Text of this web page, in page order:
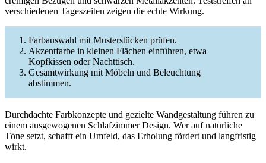
verschiedenen Tageszeiten zeigen die echte Wirkung.
Farbauswahl mit Musterstücken prüfen.
Akzentfarbe in kleinen Flächen einführen, etwa
Kopfkissen oder Nachttisch.
Gesamtwirkung mit Möbeln und Beleuchtung
abstimmen.
Durchdachte Farbkonzepte und gezielte Wandgestaltung führen zu
einem ausgewogenen Schlafzimmer Design. Wer auf natürliche
Töne setzt, schafft ein Umfeld, das Erholung fördert und langfristig
wirkt.